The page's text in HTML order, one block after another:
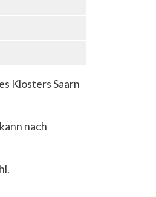
Klosters Saarn
nach